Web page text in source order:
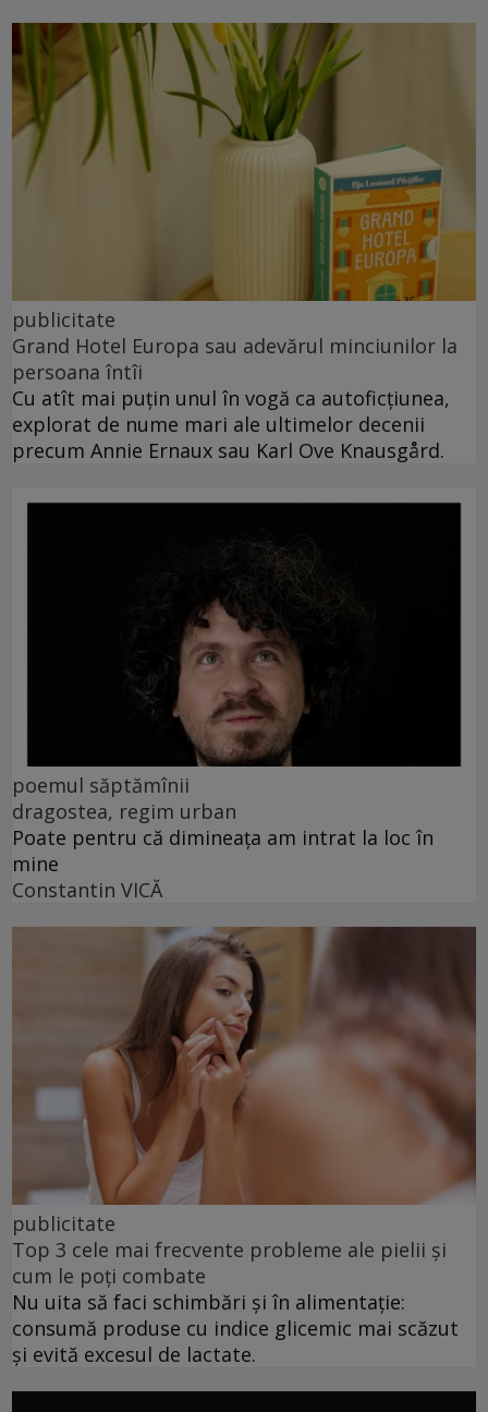
publicitate
Grand Hotel Europa sau adevărul minciunilor la
persoana întîi
Cu atît mai puțin unul în vogă ca autoficțiunea,
explorat de nume mari ale ultimelor decenii
precum Annie Ernaux sau Karl Ove Knausgård.
poemul săptămînii
dragostea, regim urban
Poate pentru că dimineața am intrat la loc în
mine
Constantin VICĂ
publicitate
Top 3 cele mai frecvente probleme ale pielii și
cum le poți combate
Nu uita să faci schimbări și în alimentație:
consumă produse cu indice glicemic mai scăzut
și evită excesul de lactate.